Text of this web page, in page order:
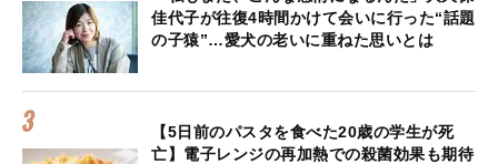
佳代子が往復4時間かけて会いに行った“話題
の子猿”…愛犬の老いに重ねた思いとは
【5日前のパスタを食べた20歳の学生が死
亡】電子レンジの再加熱での殺菌効果も期待